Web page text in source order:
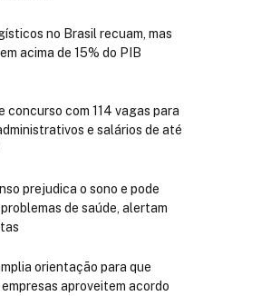
no Brasil recuam, mas
acima de 15% do PIB
concurso com 114 vagas para
e salários de até
prejudica o sono e pode
de saúde, alertam
orientação para que
aproveitem acordo